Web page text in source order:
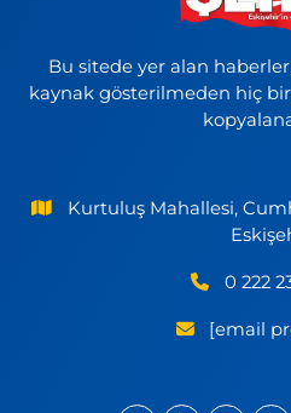
Bu sitede yer alan
kaynak gösterilmeden hiç
Kurtuluş Mahallesi,
0 222
[email